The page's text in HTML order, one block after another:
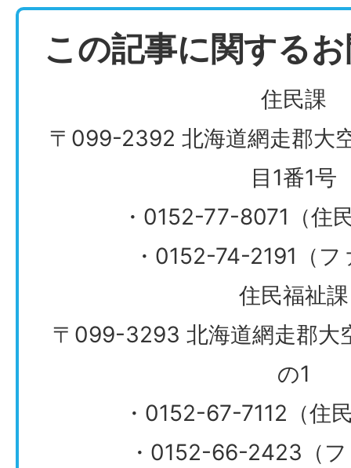
この記事に関する
住民課
〒099-2392 北海道網走郡大
目1番1号
・0152-77-8071（住
・0152-74-2191（
住民福祉課
〒099-3293 北海道網走郡大
の1
・0152-67-7112（住
・0152-66-2423（